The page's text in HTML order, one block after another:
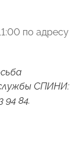
по адресу
СПИНИ:
94 84.